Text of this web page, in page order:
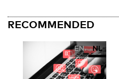
RECOMMENDED
EN NL